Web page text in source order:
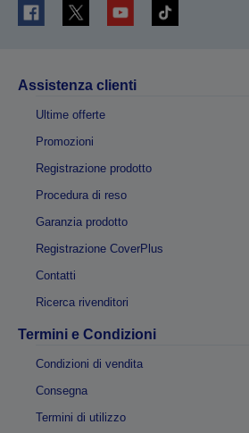
Assistenza clienti
Ultime offerte
Promozioni
Registrazione prodotto
Procedura di reso
Garanzia prodotto
Registrazione CoverPlus
Contatti
Ricerca rivenditori
Termini e Condizioni
Condizioni di vendita
Consegna
Termini di utilizzo